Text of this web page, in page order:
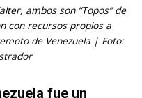
ambos son “Topos” de
con recursos propios a
de Venezuela | Foto:
fue un